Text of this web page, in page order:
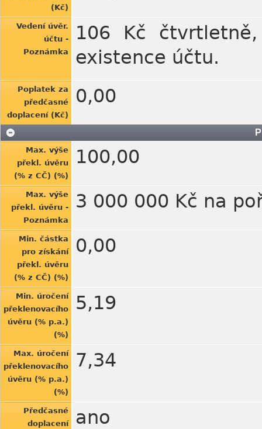
(Kč)
Vedení úvěr.
účtu -
Poznámka
106 Kč
existence účtu.
Poplatek za
předčasné
doplacení (Kč)
0,00
Max. výše
překl. úvěru
(% z CČ) (%)
100,00
Max. výše
překl. úvěru -
Poznámka
3 000 000 Kč na
Min. částka
pro získání
překl. úvěru
(% z CČ) (%)
0,00
Min. úročení
překlenovacího
úvěru (% p.a.)
(%)
5,19
Max. úročení
překlenovacího
úvěru (% p.a.)
(%)
7,34
Předčasné
doplacení
ano